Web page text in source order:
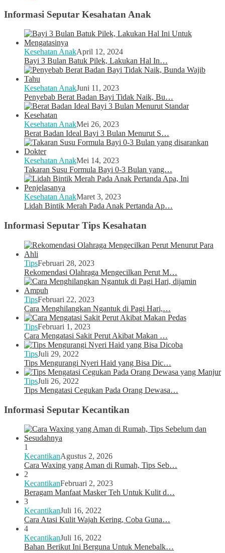
Informasi Seputar Kesahatan Anak
Kesehatan AnakApril 12, 2024
Bayi 3 Bulan Batuk Pilek, Lakukan Hal In…
Kesehatan AnakJuni 11, 2023
Penyebab Berat Badan Bayi Tidak Naik, Bu…
Kesehatan AnakMei 26, 2023
Berat Badan Ideal Bayi 3 Bulan Menurut S…
Kesehatan AnakMei 14, 2023
Takaran Susu Formula Bayi 0-3 Bulan yang…
Kesehatan AnakMaret 3, 2023
Lidah Bintik Merah Pada Anak Pertanda Ap…
Informasi Seputar Tips Kesahatan
TipsFebruari 28, 2023
Rekomendasi Olahraga Mengecilkan Perut M…
TipsFebruari 22, 2023
Cara Menghilangkan Ngantuk di Pagi Hari,…
TipsFebruari 1, 2023
Cara Mengatasi Sakit Perut Akibat Makan …
TipsJuli 29, 2022
Tips Mengurangi Nyeri Haid yang Bisa Dic…
TipsJuli 26, 2022
Tips Mengatasi Cegukan Pada Orang Dewasa…
Informasi Seputar Kecantikan
1
KecantikanAgustus 2, 2026
Cara Waxing yang Aman di Rumah, Tips Seb…
2
KecantikanFebruari 2, 2023
Beragam Manfaat Masker Teh Untuk Kulit d…
3
KecantikanJuli 16, 2022
Cara Atasi Kulit Wajah Kering, Coba Guna…
4
KecantikanJuli 16, 2022
Bahan Berikut Ini Berguna Untuk Menebalk…